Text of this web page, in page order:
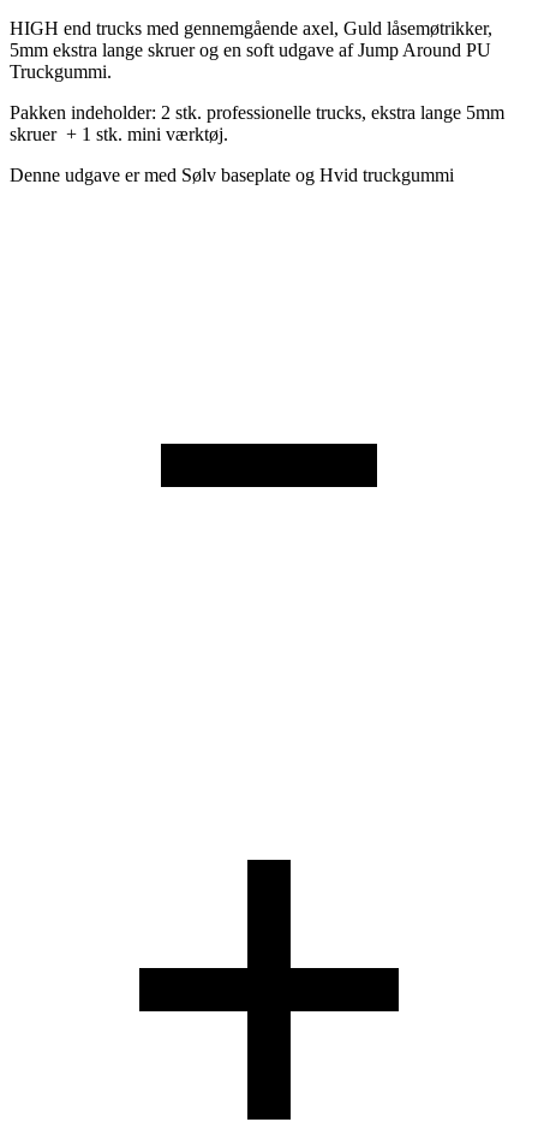
HIGH end trucks med gennemgående axel, Guld låsemøtrikker,
5mm ekstra lange skruer og en soft udgave af Jump Around PU
Truckgummi.
Pakken indeholder: 2 stk. professionelle trucks, ekstra lange 5mm
skruer + 1 stk. mini værktøj.
Denne udgave er med Sølv baseplate og Hvid truckgummi